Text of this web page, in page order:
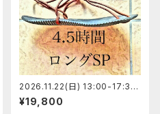
2026.11.22(日) 13:00-17:30
【定員12】 マンサンメソッドnext
ロングSP 室内WS 溝の口 坂田
¥19,800